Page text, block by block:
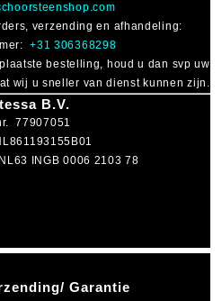
Garantie
verzending en afhandeling:
+31 306368298
bestelling, houd u dan svp uw
wij u sneller van dienst kunnen zijn.
B.V.
77907051
INGB 0006 2103 78